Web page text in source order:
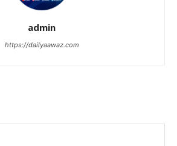
admin
https://dailyaawaz.com